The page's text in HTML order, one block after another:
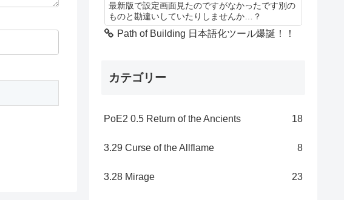
最新版で設定画面見たのですがなかったです別の
ものと勘違いしていたりしませんか…？
Path of Building 日本語化ツール爆誕！！
カテゴリー
PoE2 0.5 Return of the Ancients 18
3.29 Curse of the Allflame 8
3.28 Mirage 23